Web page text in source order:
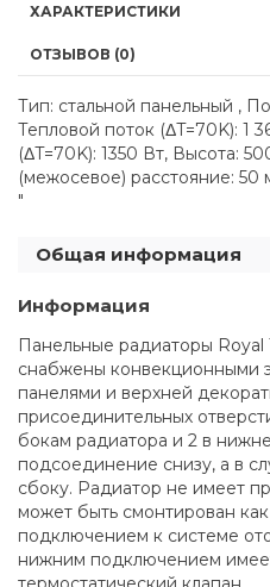
ХАРАКТЕРИСТИКИ
ОТЗЫВОВ (0)
Тип: стальной панельный ,
Тепловой поток (ΔT=70K): 1
(ΔT=70K): 1350 Вт, Высота:
(межосевое) расстояние:
"
Общая информация
Информация
Панельные радиаторы
снабжены конвекционными
панелями и верхней
присоединительных
бокам радиатора и 2 в
подсоединение снизу, а в
сбоку. Радиатор не имеет
может быть смонтирован
подключением к системе
нижним подключением